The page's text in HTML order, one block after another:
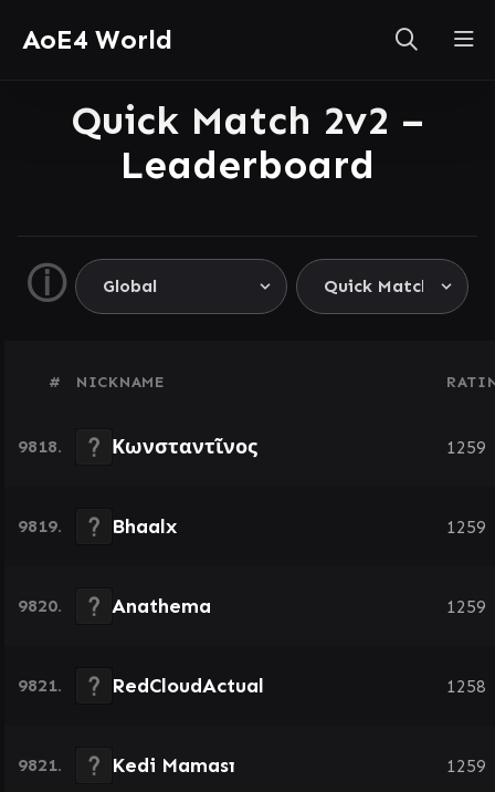
AoE4 World
Quick Match 2v2 –
Leaderboard
ⓘ
# NICKNAME
9818. Κωνσταντῖνος 1259
9819. Bhaalx 1259
9820. Anathema 1259
9821. RedCloudActual 1258
9821. Kedi Maması 1259